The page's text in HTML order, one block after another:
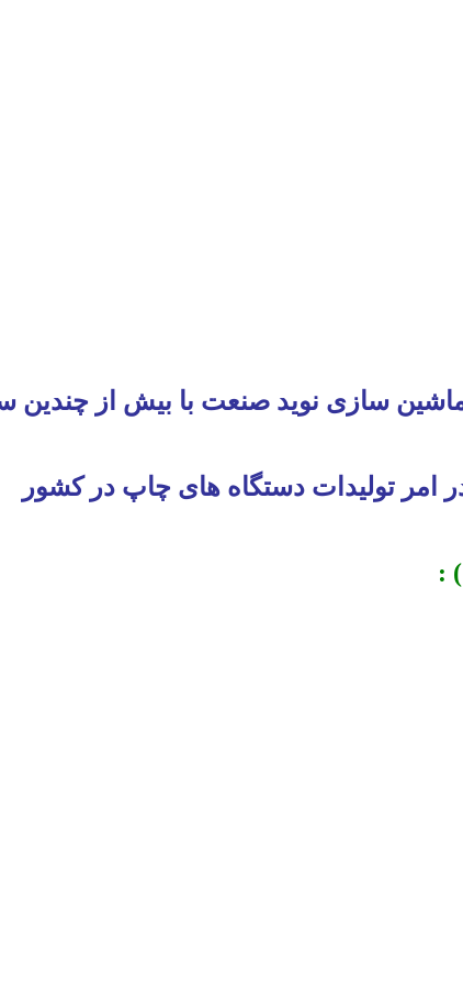
سازی نوید صنعت با بیش از چندین
امر تولیدات دستگاه های چاپ در کشور
: